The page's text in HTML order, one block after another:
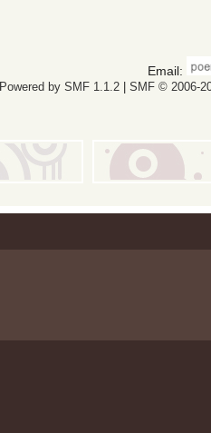
Email:
Powered by SMF 1.1.2| SMF © 2006-